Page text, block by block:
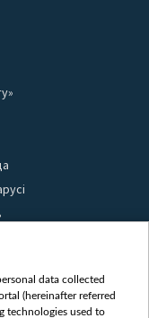
data collected
(hereinafter referred
technologies used to